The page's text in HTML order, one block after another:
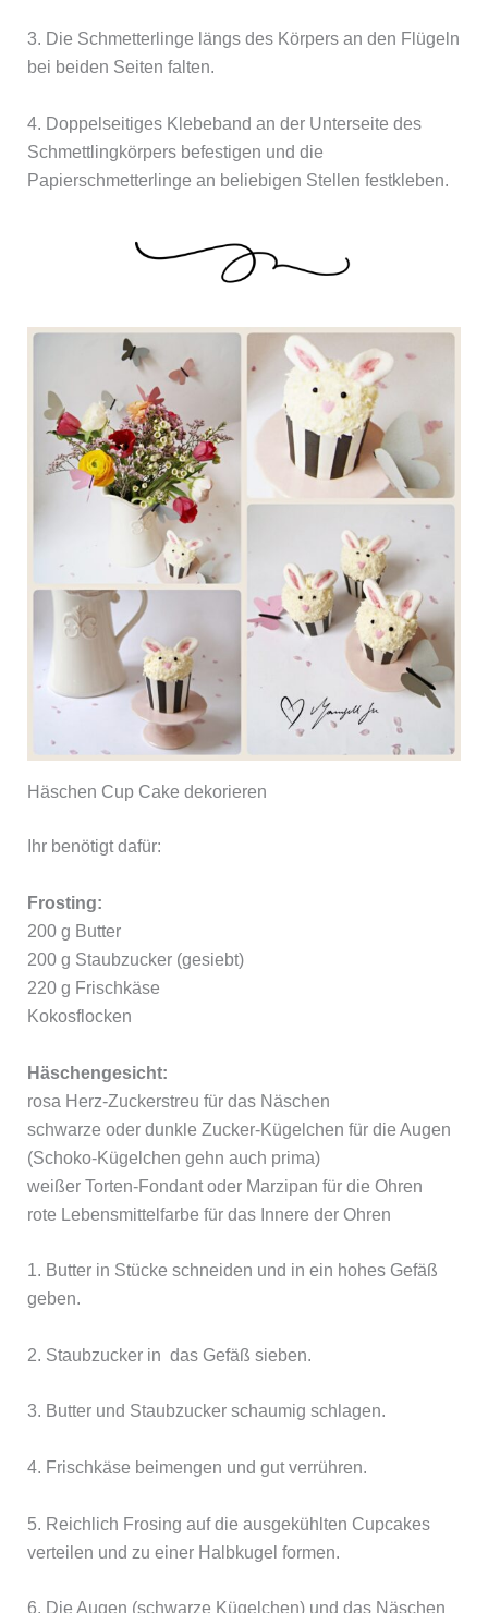
3. Die Schmetterlinge längs des Körpers an den Flügeln
bei beiden Seiten falten.
4. Doppelseitiges Klebeband an der Unterseite des
Schmettlingkörpers befestigen und die
Papierschmetterlinge an beliebigen Stellen festkleben.
Häschen Cup Cake dekorieren
Ihr benötigt dafür:
Frosting:
200 g Butter
200 g Staubzucker (gesiebt)
220 g Frischkäse
Kokosflocken
Häschengesicht:
rosa Herz-Zuckerstreu für das Näschen
schwarze oder dunkle Zucker-Kügelchen für die Augen
(Schoko-Kügelchen gehn auch prima)
weißer Torten-Fondant oder Marzipan für die Ohren
rote Lebensmittelfarbe für das Innere der Ohren
1. Butter in Stücke schneiden und in ein hohes Gefäß
geben.
2. Staubzucker in das Gefäß sieben.
3. Butter und Staubzucker schaumig schlagen.
4. Frischkäse beimengen und gut verrühren.
5. Reichlich Frosing auf die ausgekühlten Cupcakes
verteilen und zu einer Halbkugel formen.
6. Die Augen (schwarze Kügelchen) und das Näschen